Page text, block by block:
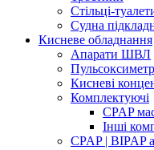
Стільці-
Судна
Кисневе обладнання
Апарати ШВЛ
Кисневі
Комплектуючі
CPAP
Інші
CPAP | BIPAP